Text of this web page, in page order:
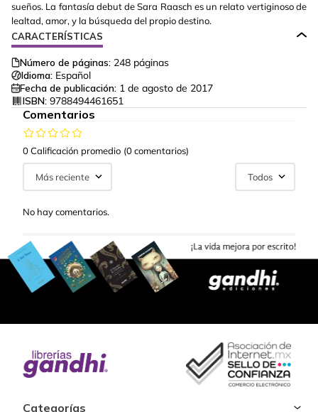
sueños. La fantasía debut de Sara Raasch es un relato vertiginoso de
lealtad, amor, y la búsqueda del propio destino.
CARACTERÍSTICAS
Número de páginas: 248 páginas
Idioma: Español
Fecha de publicación: 1 de agosto de 2017
ISBN: 9788494461651
Comentarios
0 Calificación promedio (0 comentarios)
Más reciente Todos
No hay comentarios.
Categorías